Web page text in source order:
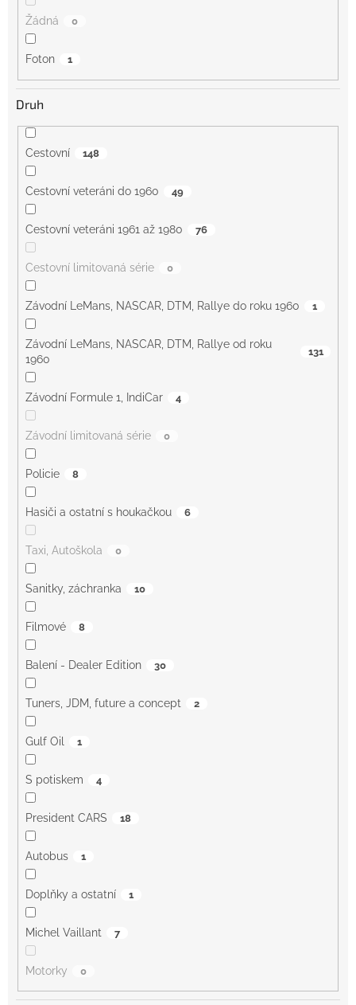
Žádná 0
Foton 1
Druh
Cestovní 148
Cestovní veteráni do 1960 49
Cestovní veteráni 1961 až 1980 76
Cestovní limitovaná série 0
Závodní LeMans, NASCAR, DTM, Rallye do roku 1960 1
Závodní LeMans, NASCAR, DTM, Rallye od roku
1960
131
Závodní Formule 1, IndiCar 4
Závodní limitovaná série 0
Policie 8
Hasiči a ostatní s houkačkou 6
Taxi, Autoškola 0
Sanitky, záchranka 10
Filmové 8
Balení - Dealer Edition 30
Tuners, JDM, future a concept 2
Gulf Oil 1
S potiskem 4
President CARS 18
Autobus 1
Doplňky a ostatní 1
Michel Vaillant 7
Motorky 0